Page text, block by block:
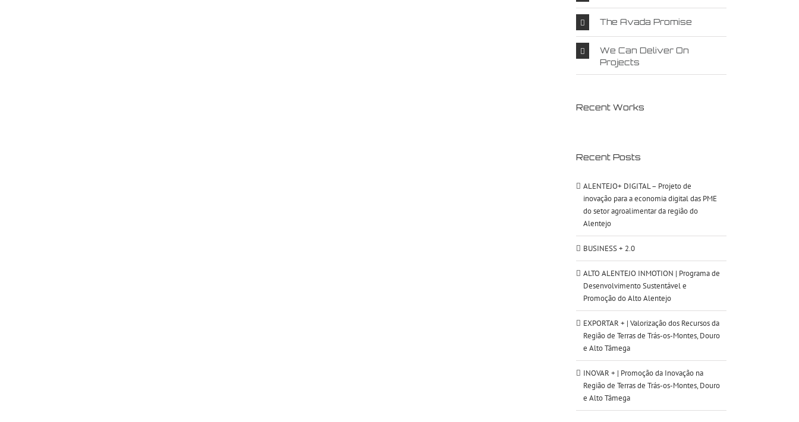
The Avada Promise
We Can Deliver On
Projects
Recent Works
Recent Posts
ALENTEJO+ DIGITAL – Projeto de
inovação para a economia digital das PME
do setor agroalimentar da região do
Alentejo
BUSINESS + 2.0
ALTO ALENTEJO INMOTION | Programa de
Desenvolvimento Sustentável e
Promoção do Alto Alentejo
EXPORTAR + | Valorização dos Recursos da
Região de Terras de Trás-os-Montes, Douro
e Alto Tâmega
INOVAR + | Promoção da Inovação na
Região de Terras de Trás-os-Montes, Douro
e Alto Tâmega